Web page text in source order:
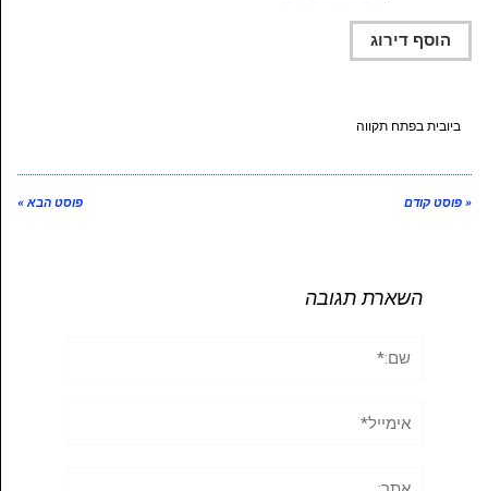
ביובית בפתח תקווה
« פוסט קודם פוסט הבא »
השארת תגובה